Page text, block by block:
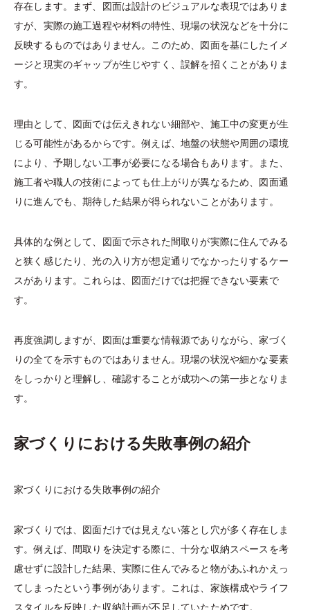
存在します。まず、図面は設計のビジュアルな表現ではありま
すが、実際の施工過程や材料の特性、現場の状況などを十分に
反映するものではありません。このため、図面を基にしたイメ
ージと現実のギャップが生じやすく、誤解を招くことがありま
す。
理由として、図面では伝えきれない細部や、施工中の変更が生
じる可能性があるからです。例えば、地盤の状態や周囲の環境
により、予期しない工事が必要になる場合もあります。また、
施工者や職人の技術によっても仕上がりが異なるため、図面通
りに進んでも、期待した結果が得られないことがあります。
具体的な例として、図面で示された間取りが実際に住んでみる
と狭く感じたり、光の入り方が想定通りでなかったりするケー
スがあります。これらは、図面だけでは把握できない要素で
す。
再度強調しますが、図面は重要な情報源でありながら、家づく
りの全てを示すものではありません。現場の状況や細かな要素
をしっかりと理解し、確認することが成功への第一歩となりま
す。
家づくりにおける失敗事例の紹介
家づくりにおける失敗事例の紹介
家づくりでは、図面だけでは見えない落とし穴が多く存在しま
す。例えば、間取りを決定する際に、十分な収納スペースを考
慮せずに設計した結果、実際に住んでみると物があふれかえっ
てしまったという事例があります。これは、家族構成やライフ
スタイルを反映した収納計画が不足していたためです。